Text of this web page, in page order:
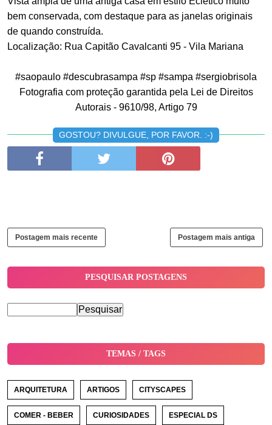
bem conservada, com destaque para as janelas originais
de quando construída.
Localização: Rua Capitão Cavalcanti 95 - Vila Mariana
#saopaulo #descubrasampa #sp #sampa #sergiobrisola
Fotografia com proteção garantida pela Lei de Direitos
Autorais - 9610/98, Artigo 79
GOSTOU? DIVULGUE, POR FAVOR. :-)
Postagem mais recente Postagem mais antiga
PESQUISAR POSTAGENS
TEMAS / TAGS
ARQUITETURA ARTIGOS CITYSCAPES
COMER - BEBER CURIOSIDADES ESPECIAL DS